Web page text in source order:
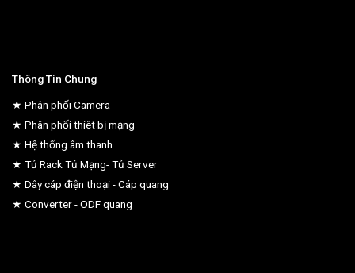
Thông Tin Chung
★ Phân phối Camera
★ Phân phối thiêt bị mạng
★ Hệ thống âm thanh
★ Tủ Rack Tủ Mạng- Tủ Server
★ Dây cáp điện thoại - Cáp quang
★ Converter - ODF quang